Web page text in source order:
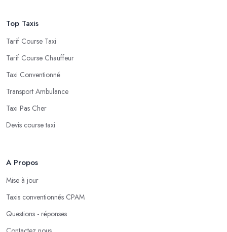
Top Taxis
Tarif Course Taxi
Tarif Course Chauffeur
Taxi Conventionné
Transport Ambulance
Taxi Pas Cher
Devis course taxi
A Propos
Mise à jour
Taxis conventionnés CPAM
Questions - réponses